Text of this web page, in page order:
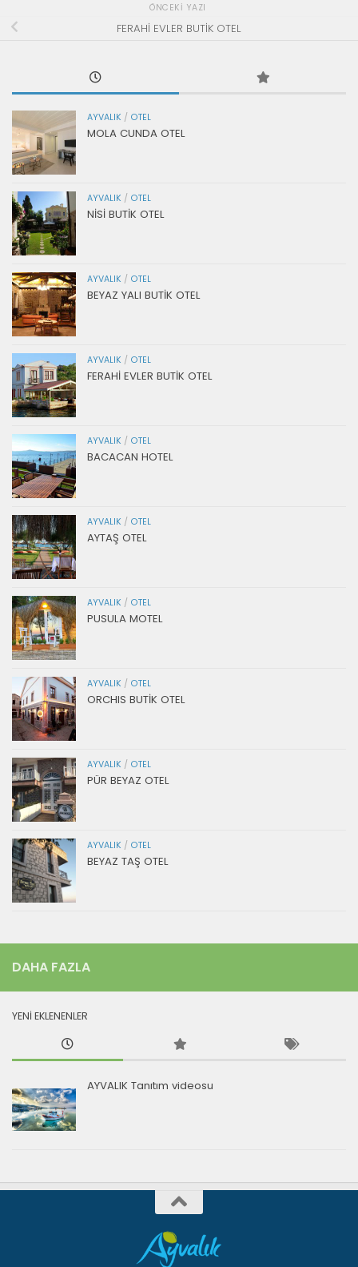
ÖNCEKI YAZI
FERAHİ EVLER BUTİK OTEL
AYVALIK / OTEL
MOLA CUNDA OTEL
AYVALIK / OTEL
NİSİ BUTİK OTEL
AYVALIK / OTEL
BEYAZ YALI BUTİK OTEL
AYVALIK / OTEL
FERAHİ EVLER BUTİK OTEL
AYVALIK / OTEL
BACACAN HOTEL
AYVALIK / OTEL
AYTAŞ OTEL
AYVALIK / OTEL
PUSULA MOTEL
AYVALIK / OTEL
ORCHIS BUTİK OTEL
AYVALIK / OTEL
PÜR BEYAZ OTEL
AYVALIK / OTEL
BEYAZ TAŞ OTEL
DAHA FAZLA
YENİ EKLENENLER
AYVALIK Tanıtım videosu